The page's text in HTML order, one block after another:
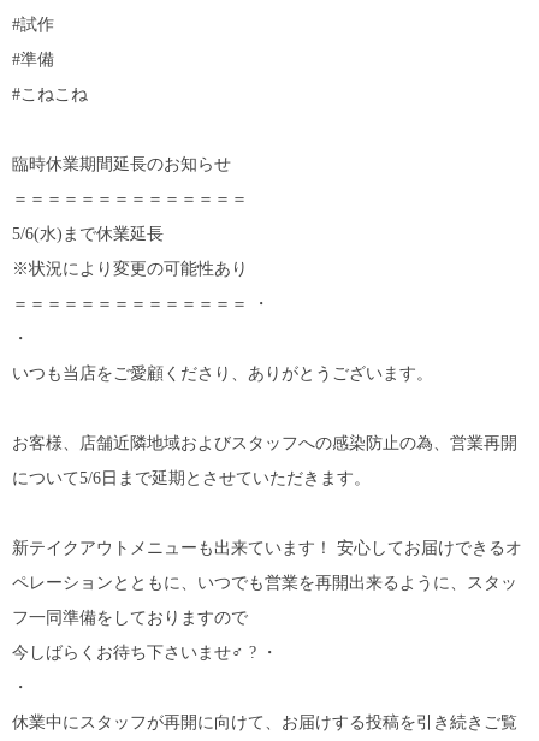
#試作
#準備
#こねこね
臨時休業期間延長のお知らせ
＝＝＝＝＝＝＝＝＝＝＝＝＝＝
5/6(水)まで休業延長
※状況により変更の可能性あり
＝＝＝＝＝＝＝＝＝＝＝＝＝＝ ・
・
いつも当店をご愛顧くださり、ありがとうございます。
お客様、店舗近隣地域およびスタッフへの感染防止の為、営業再開
について5/6日まで延期とさせていただきます。
新テイクアウトメニューも出来ています！ 安心してお届けできるオ
ペレーションとともに、いつでも営業を再開出来るように、スタッ
フ一同準備をしておりますので
今しばらくお待ち下さいませ‍♂️ ?️ ・
・
休業中にスタッフが再開に向けて、お届けする投稿を引き続きご覧